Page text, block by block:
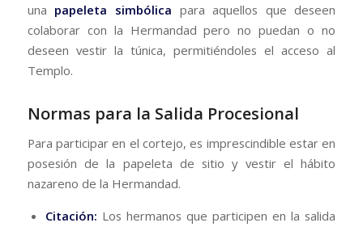
una papeleta simbólica para aquellos que deseen
colaborar con la Hermandad pero no puedan o no
deseen vestir la túnica, permitiéndoles el acceso al
Templo.
​Normas para la Salida Procesional
​Para participar en el cortejo, es imprescindible estar en
posesión de la papeleta de sitio y vestir el hábito
nazareno de la Hermandad.
Citación: Los hermanos que participen en la salida